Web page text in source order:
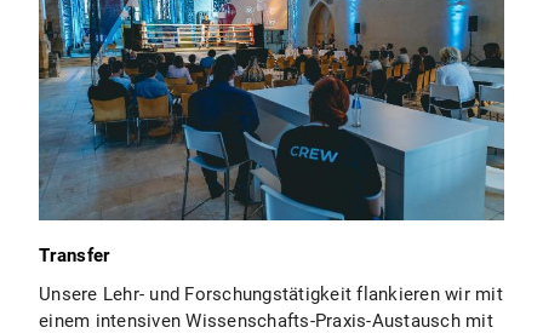
Transfer
Unsere Lehr- und Forschungstätigkeit flankieren wir mit
einem intensiven Wissenschafts-Praxis-Austausch mit